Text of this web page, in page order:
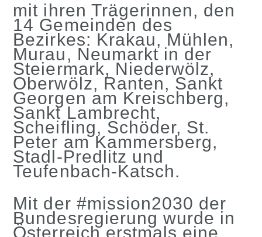
mit ihren Trägerinnen, den
14 Gemeinden des
Bezirkes: Krakau, Mühlen,
Murau, Neumarkt in der
Steiermark, Niederwölz,
Oberwölz, Ranten, Sankt
Georgen am Kreischberg,
Sankt Lambrecht,
Scheifling, Schöder, St.
Peter am Kammersberg,
Stadl-Predlitz und
Teufenbach-Katsch.
Mit der #mission2030 der
Bundesregierung wurde in
Österreich erstmals eine